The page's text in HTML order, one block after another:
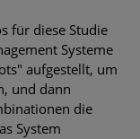
Markennamen –
und
für diese Studie
Systeme
aufgestellt, um
und dann
die
System